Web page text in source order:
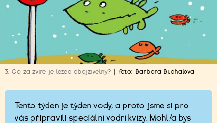
3. Co za zvíře je lezec obojživelný? foto: Barbora Buchalová
Tento týden je týden vody, a proto jsme si pro
vás připravili speciální vodní kvízy. Mohl/a bys